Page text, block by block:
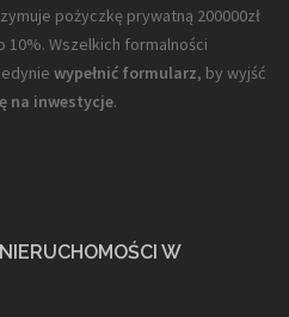
pożyczkę prywatną 200000zł
10%. Wszelkich formalności
wypełnić formularz, by wyjść
na inwestycje.
W